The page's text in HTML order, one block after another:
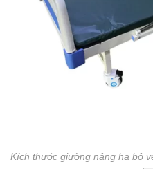
Kích thước giường nâng hạ bô